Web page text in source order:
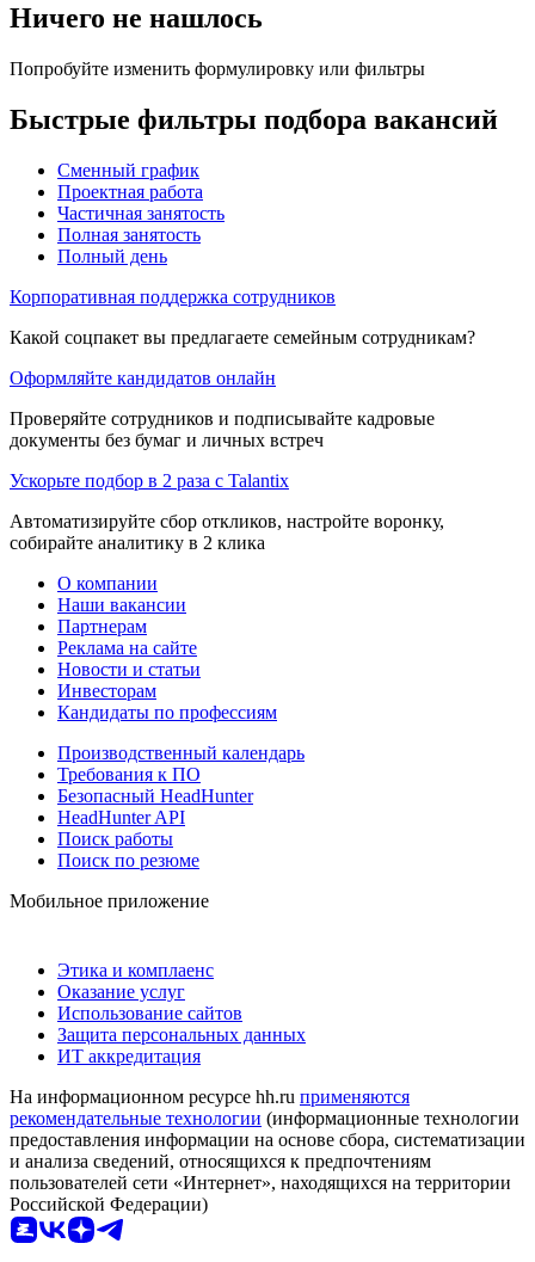
Ничего не нашлось
Попробуйте изменить формулировку или фильтры
Быстрые фильтры подбора вакансий
Сменный график
Проектная работа
Частичная занятость
Полная занятость
Полный день
Корпоративная поддержка сотрудников
Какой соцпакет вы предлагаете семейным сотрудникам?
Оформляйте кандидатов онлайн
Проверяйте сотрудников и подписывайте кадровые
документы без бумаг и личных встреч
Ускорьте подбор в 2 раза с Talantix
Автоматизируйте сбор откликов, настройте воронку,
собирайте аналитику в 2 клика
О компании
Наши вакансии
Партнерам
Реклама на сайте
Новости и статьи
Инвесторам
Кандидаты по профессиям
Производственный календарь
Требования к ПО
Безопасный HeadHunter
HeadHunter API
Поиск работы
Поиск по резюме
Мобильное приложение
Этика и комплаенс
Оказание услуг
Использование сайтов
Защита персональных данных
ИТ аккредитация
На информационном ресурсе hh.ru применяются
рекомендательные технологии (информационные технологии
предоставления информации на основе сбора, систематизации
и анализа сведений, относящихся к предпочтениям
пользователей сети «Интернет», находящихся на территории
Российской Федерации)